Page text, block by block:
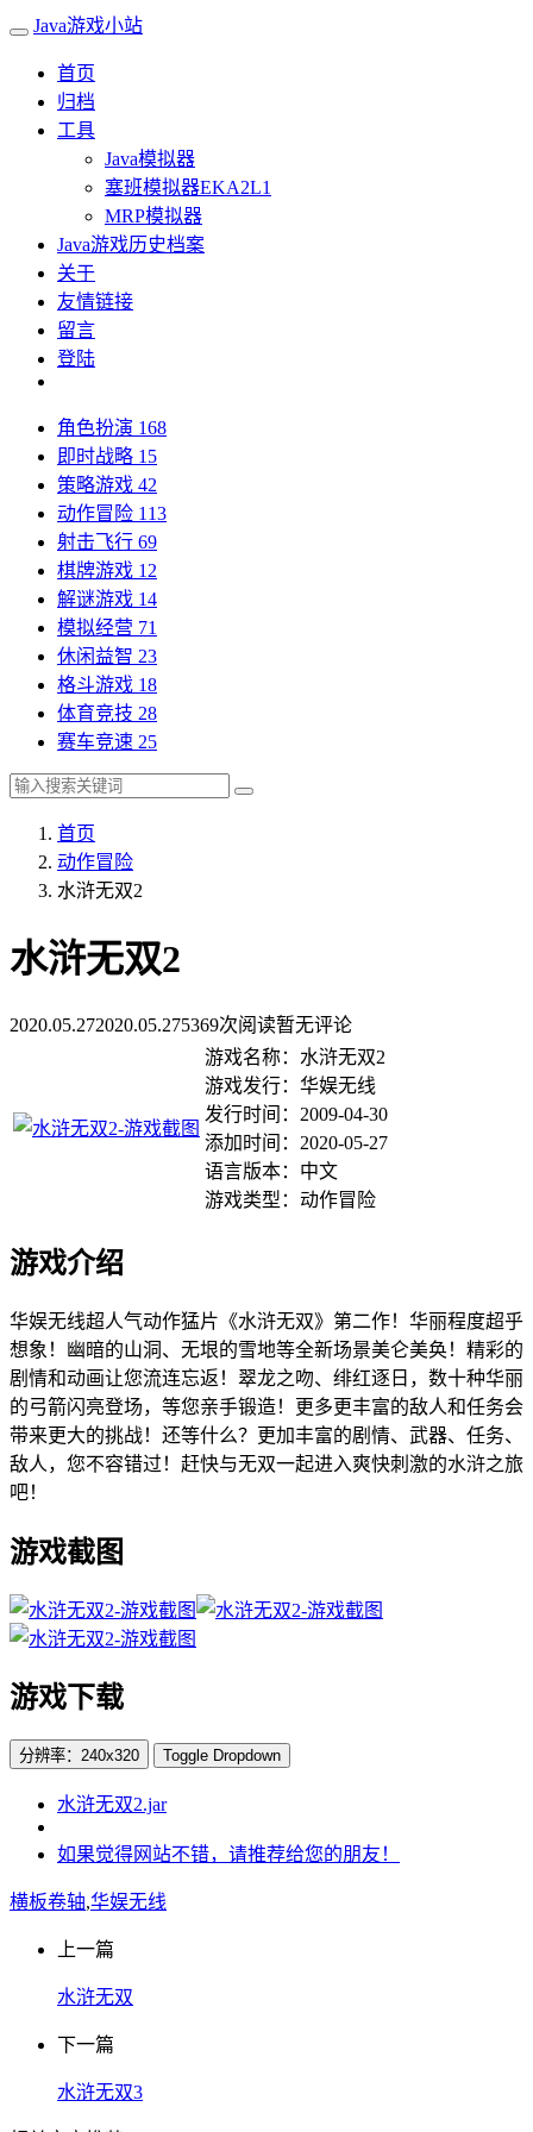
Java游戏小站
首页
归档
工具
Java模拟器
塞班模拟器EKA2L1
MRP模拟器
Java游戏历史档案
关于
友情链接
留言
登陆
角色扮演 168
即时战略 15
策略游戏 42
动作冒险 113
射击飞行 69
棋牌游戏 12
解谜游戏 14
模拟经营 71
休闲益智 23
格斗游戏 18
体育竞技 28
赛车竞速 25
首页
动作冒险
水浒无双2
水浒无双2
2020.05.272020.05.275369次阅读暂无评论
游戏名称：水浒无双2
游戏发行：华娱无线
发行时间：2009-04-30
添加时间：2020-05-27
语言版本：中文
游戏类型：动作冒险
游戏介绍
华娱无线超人气动作猛片《水浒无双》第二作！华丽程度超乎
想象！幽暗的山洞、无垠的雪地等全新场景美仑美奂！精彩的
剧情和动画让您流连忘返！翠龙之吻、绯红逐日，数十种华丽
的弓箭闪亮登场，等您亲手锻造！更多更丰富的敌人和任务会
带来更大的挑战！还等什么？更加丰富的剧情、武器、任务、
敌人，您不容错过！赶快与无双一起进入爽快刺激的水浒之旅
吧！
游戏截图
游戏下载
分辨率：240x320 Toggle Dropdown
水浒无双2.jar
如果觉得网站不错，请推荐给您的朋友！
横板卷轴,华娱无线
上一篇
水浒无双
下一篇
水浒无双3